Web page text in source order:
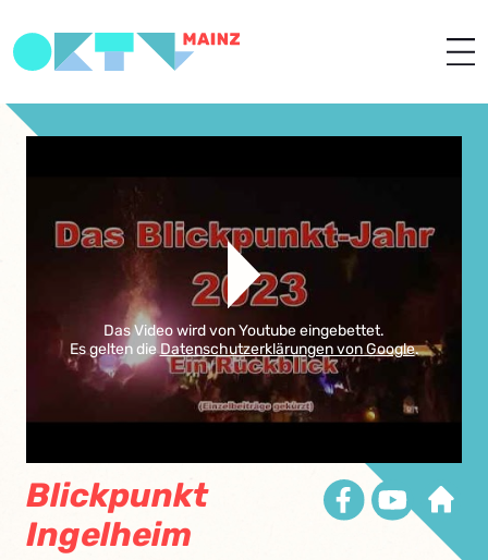
Das Video wird von Youtube eingebettet.
Es gelten die Datenschutzerklärungen von Google.
Blickpunkt
Ingelheim